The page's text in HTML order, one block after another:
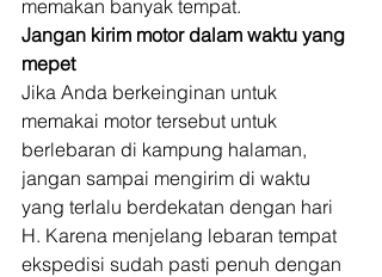
memakan banyak tempat.
Jangan kirim motor dalam waktu yang
mepet
Jika Anda berkeinginan untuk
memakai motor tersebut untuk
berlebaran di kampung halaman,
jangan sampai mengirim di waktu
yang terlalu berdekatan dengan hari
H. Karena menjelang lebaran tempat
ekspedisi sudah pasti penuh dengan